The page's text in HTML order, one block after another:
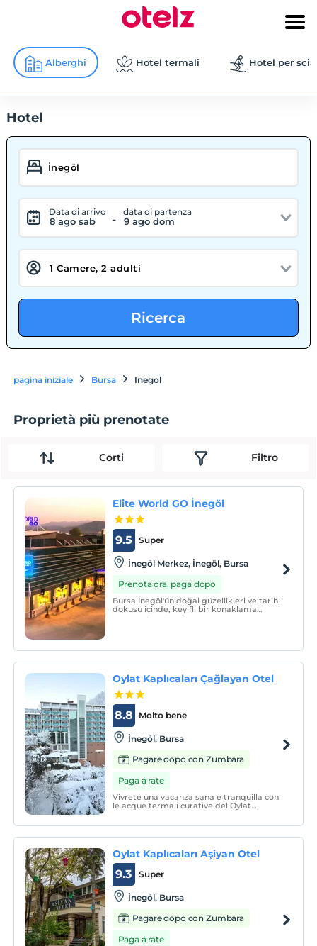
Alberghi Hotel termali Hotel per
Hotel
Data di arrivo
8 ago sab -
data di partenza
9 ago dom
Ricerca
pagina iniziale Bursa Inegol
Proprietà più prenotate
Corti Filtro
Elite World GO İnegöl
Super
9.5
İnegöl Merkez, İnegöl, Bursa
Prenota ora, paga dopo
Bursa İnegöl'ün doğal güzellikleri ve tarihi
dokusu içinde, keyifli bir konaklama
Oylat Kaplıcaları Çağlayan Otel
Molto bene
8.8
İnegöl, Bursa
Pagare dopo con Zumbara
Paga a rate
Vivrete una vacanza sana e tranquilla con
le acque termali curative del Oylat
Oylat Kaplıcaları Aşiyan Otel
Super
9.3
İnegöl, Bursa
Pagare dopo con Zumbara
Paga a rate